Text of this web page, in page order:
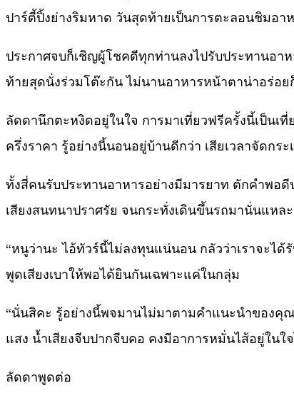
ปาร์ตี้ปิ้งย่างริมหาด วันสุดท้ายเป็นการตะลอนชิมอา
ประกาศจบก็เชิญผู้โชคดีทุกท่านลงไปรับประทานอา
ท้ายสุดนั่งร่วมโต๊ะกัน ไม่นานอาหารหน้าตาน่าอร่อ
ลัดดานึกตะหงิดอยู่ในใจ การมาเที่ยวฟรีครั้งนี้เป็น
ครึ่งราคา รู้อย่างนี้นอนอยู่บ้านดีกว่า เสียเวลาจัดกระ
ทั้งสี่คนรับประทานอาหารอย่างมีมารยาท ตักคำพอ
เสียงสนทนาปราศรัย จนกระทั่งเดินขึ้นรถมานั่นแหล
“หนูว่านะ ไอ้ทัวร์นี้ไม่ลงทุนแน่นอน กลัวว่าเราจะได้
พูดเสียงเบาให้พอได้ยินกันเฉพาะแค่ในกลุ่ม
“นั่นสิคะ รู้อย่างนี้พจมานไม่มาตามคำแนะนำของ
แสง น้ำเสียงจีบปากจีบคอ คงมีอาการหมั่นไส้อยู่ในใ
ลัดดาพูดต่อ